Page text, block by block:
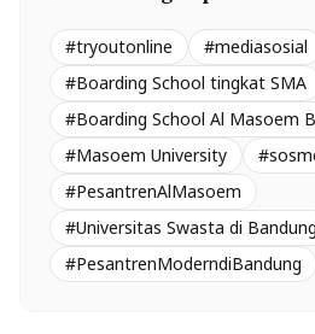
#tryoutonline #mediasosial
#Boarding School tingkat SMA
#Boarding School Al Masoem
#Masoem University
#PesantrenAlMasoem
#Universitas Swasta di Bandung
#PesantrenModerndiBandung